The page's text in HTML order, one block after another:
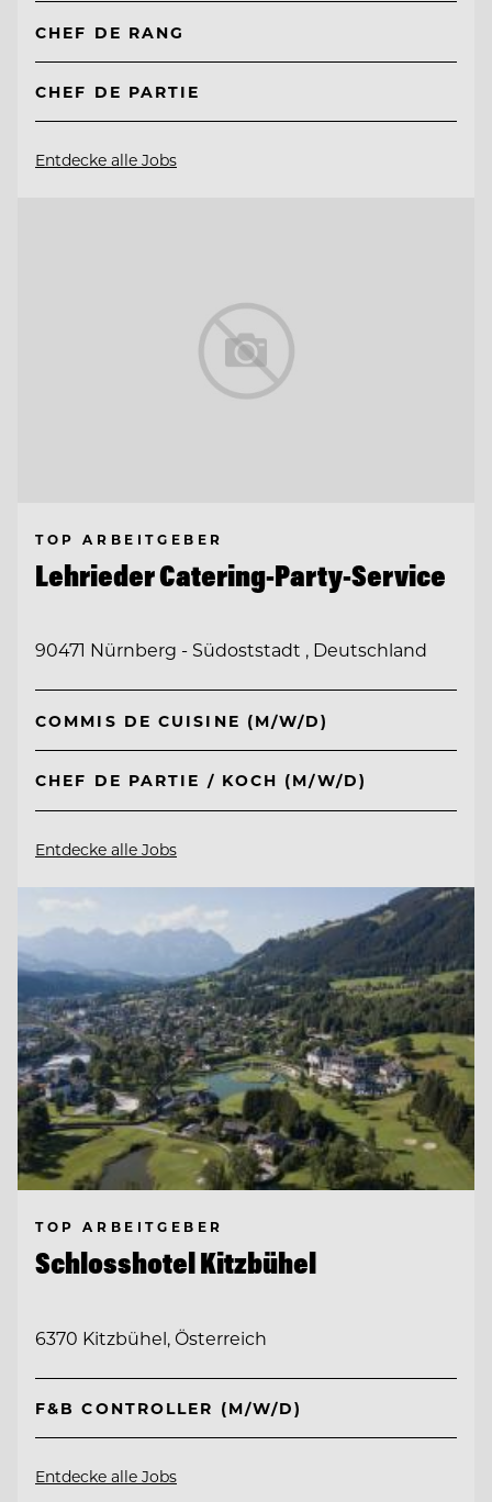
CHEF DE RANG
CHEF DE PARTIE
Entdecke alle Jobs
TOP ARBEITGEBER
Lehrieder Catering-Party-Service
90471 Nürnberg - Südoststadt , Deutschland
COMMIS DE CUISINE (M/W/D)
CHEF DE PARTIE / KOCH (M/W/D)
Entdecke alle Jobs
TOP ARBEITGEBER
Schlosshotel Kitzbühel
6370 Kitzbühel, Österreich
F&B CONTROLLER (M/W/D)
Entdecke alle Jobs